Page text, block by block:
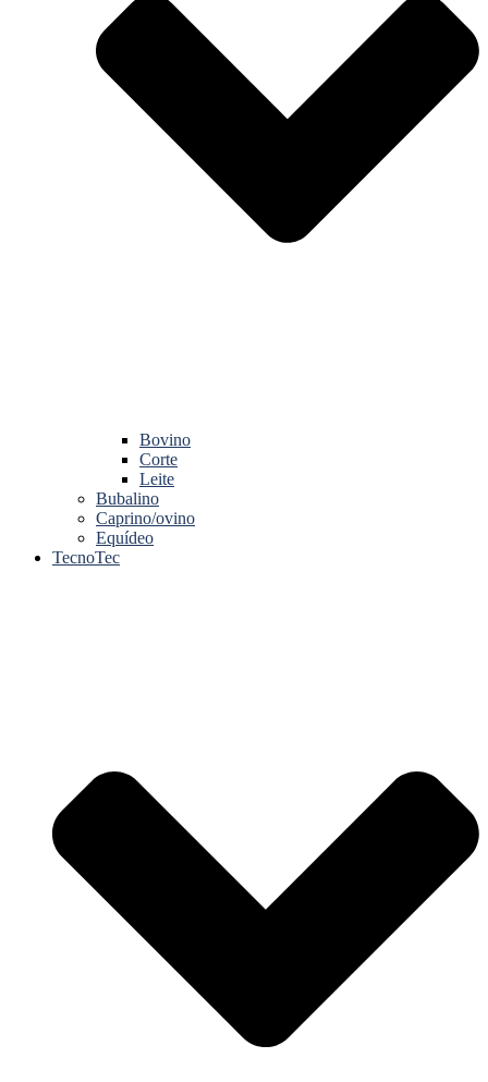
Bovino
Corte
Leite
Bubalino
Caprino/ovino
Equídeo
TecnoTec